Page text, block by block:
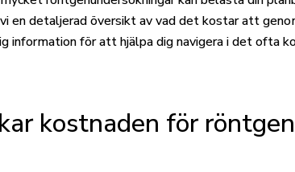
en detaljerad översikt av vad det kostar att
information för att hjälpa dig navigera i det ofta
kostnaden för